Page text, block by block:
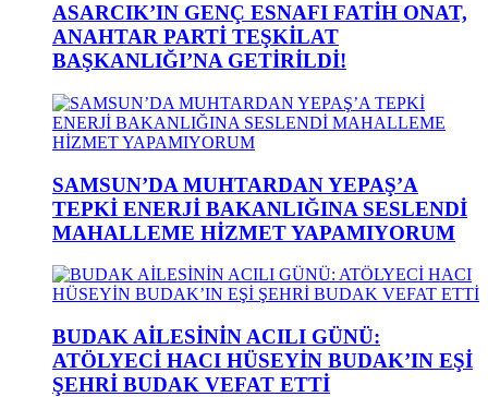
ASARCIK’IN GENÇ ESNAFI FATİH ONAT,
ANAHTAR PARTİ TEŞKİLAT
BAŞKANLIĞI’NA GETİRİLDİ!
SAMSUN’DA MUHTARDAN YEPAŞ’A
TEPKİ ENERJİ BAKANLIĞINA SESLENDİ
MAHALLEME HİZMET YAPAMIYORUM
BUDAK AİLESİNİN ACILI GÜNÜ:
ATÖLYECİ HACI HÜSEYİN BUDAK’IN EŞİ
ŞEHRİ BUDAK VEFAT ETTİ